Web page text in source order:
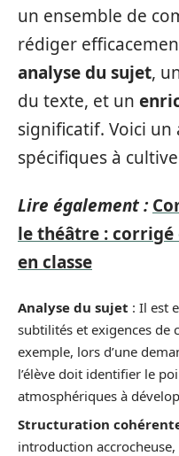
un ensemble de
rédiger
analyse du sujet,
du texte, et un
significatif. Voici un
spécifiques à
Lire également :
le théâtre :
en classe
Analyse du sujet : Il est
subtilités et exigences de
exemple, lors d’une
l’élève doit identifier le
atmosphériques à
Structuration
introduction